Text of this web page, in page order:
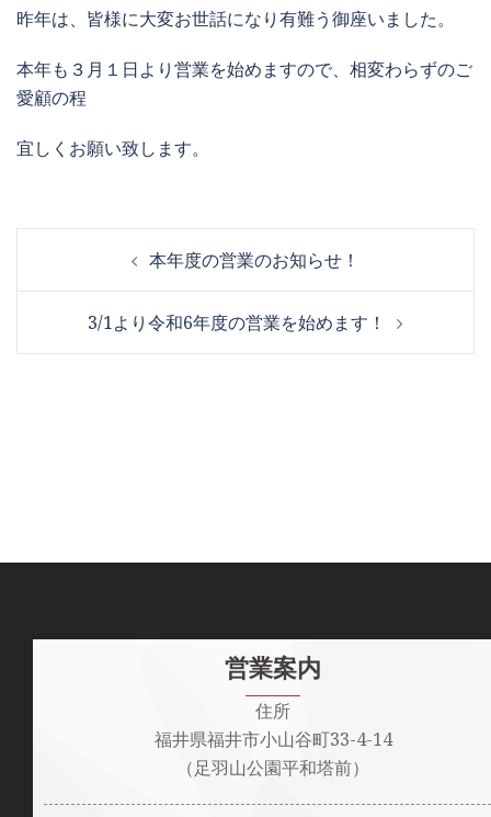
昨年は、皆様に大変お世話になり有難う御座いました。
本年も３月１日より営業を始めますので、相変わらずのご
愛顧の程
宜しくお願い致します。
投
ナ
ゲ
本年度の営業のお知らせ！
3/1より令和6年度の営業を始めます！
営業案内
住所
福井県福井市小山谷町33-4-14
（足羽山公園平和塔前）